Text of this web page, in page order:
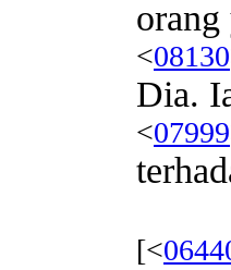
orang
<08130
Dia.
<07999
[<